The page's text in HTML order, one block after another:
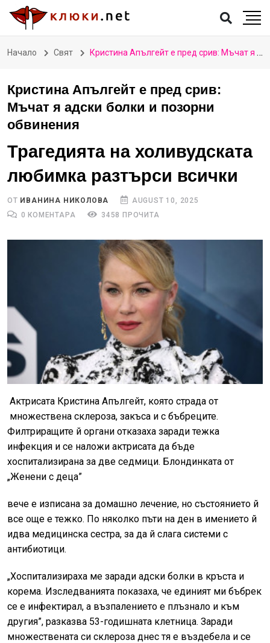
Начало Свят Кристина Апългейт е пред срив: Мъчат я адски болки и позорни обвинения
Кристина Апългейт е пред срив:
Мъчат я адски болки и позорни
обвинения
Трагедията на холивудската
любимка разтърси всички
ОТ ИВАНИНА НИКОЛОВА
AUGUST 10, 2025
0 КОМЕНТАРА
3458 ПРОЧИТА
Актрисата Кристина Апългейт, която страда от
множествена склероза, закъса и с бъбреците.
Филтриращите й органи отказаха заради тежка
инфекция и се наложи актрисата да бъде
хоспитализирана за две седмици. Блондинката от
„Женени с деца”
вече е изписана за домашно лечение, но състоянието й
все още е тежко. По няколко пъти на ден в имението й
идва медицинска сестра, за да й слага системи с
антибиотици.
„Хоспитализираха ме заради адски болки в кръста и
корема. Изследванията показаха, че единият ми бъбрек
се е инфектирал, а възпалението е плъзнало и към
другия”, разказва 53-годишната клетница. Заради
множествената си склероза днес тя е въздебела и се